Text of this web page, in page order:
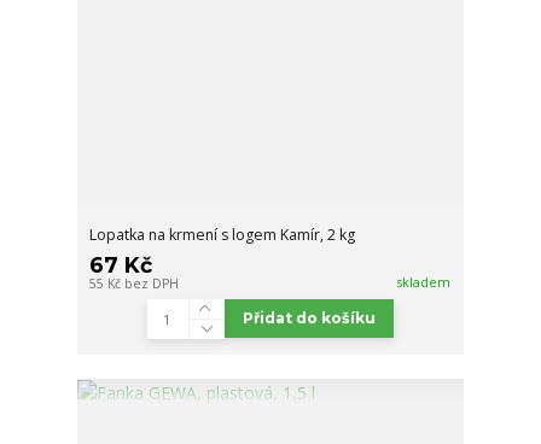
Lopatka na krmení s logem Kamír, 2 kg
67 Kč
55 Kč bez DPH skladem
Přidat do košíku